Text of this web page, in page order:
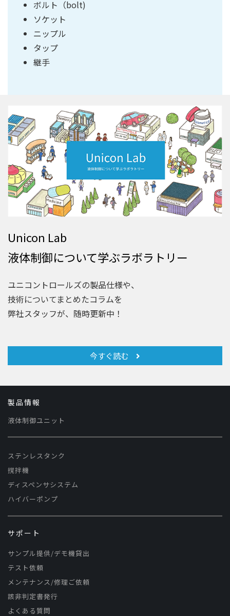
ボルト（bolt)
ソケット
ニップル
タップ
継手
Unicon Lab
液体制御について学ぶラボラトリー
ユニコントロールズの製品仕様や、
技術についてまとめたコラムを
弊社スタッフが、随時更新中！
今すぐ読む
製品情報
液体制御ユニット
ステンレスタンク
撹拌機
ディスペンサシステム
ハイバーポンプ
サポート
サンプル提供/デモ機貸出
テスト依頼
メンテナンス/修理ご依頼
該非判定書発行
よくある質問